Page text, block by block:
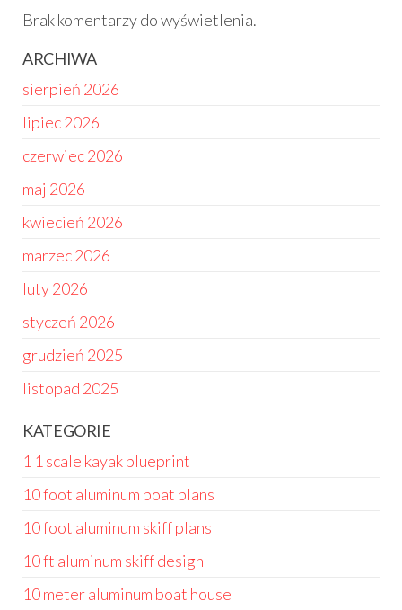
Brak komentarzy do wyświetlenia.
ARCHIWA
sierpień 2026
lipiec 2026
czerwiec 2026
maj 2026
kwiecień 2026
marzec 2026
luty 2026
styczeń 2026
grudzień 2025
listopad 2025
KATEGORIE
1 1 scale kayak blueprint
10 foot aluminum boat plans
10 foot aluminum skiff plans
10 ft aluminum skiff design
10 meter aluminum boat house